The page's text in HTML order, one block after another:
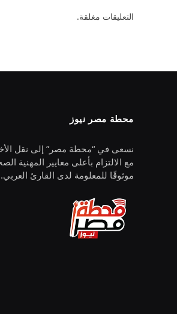
التعليقات مغلقة.
محطة مصر نيوز
نسعى في “محطة مصر” إلى نقل
مع الالتزام بأعلى معايير المهنية
موثوقًا للمعلومة لدى القارئ العربي.